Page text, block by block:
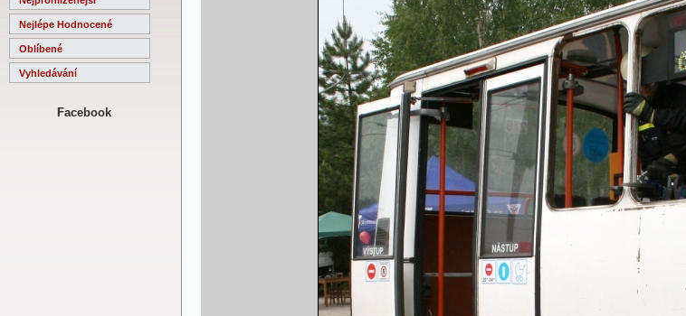
Nejlépe Hodnocené
Oblíbené
Vyhledávání
Facebook